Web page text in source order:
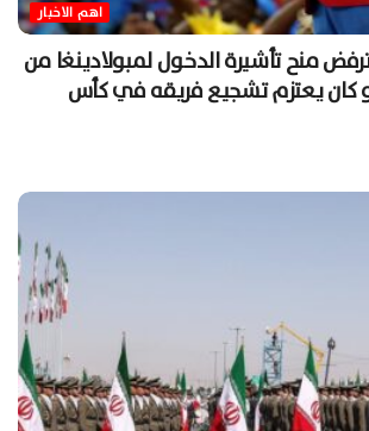
اهم الاخبار
منح تأشيرة الدخول لمبولادينغا من
كان يعتزم تشجيع فريقه في كأس